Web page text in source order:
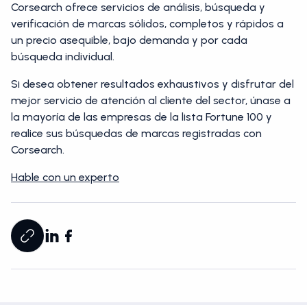
Corsearch ofrece servicios de análisis, búsqueda y
verificación de marcas sólidos, completos y rápidos a
un precio asequible, bajo demanda y por cada
búsqueda individual.
Si desea obtener resultados exhaustivos y disfrutar del
mejor servicio de atención al cliente del sector, únase a
la mayoría de las empresas de la lista Fortune 100 y
realice sus búsquedas de marcas registradas con
Corsearch.
Hable con un experto